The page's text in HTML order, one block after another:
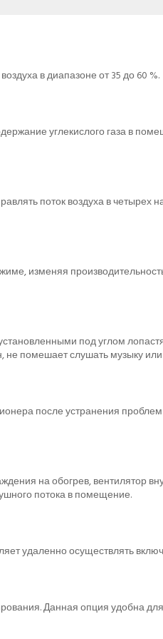
в диапазоне от 35 до 60 %.
углекислого газа в
поток воздуха в
изменяя
под углом
помешает слушать музыку или
после устранения
на обогрев, вентилятор
потока в помещение.
удаленно осуществлять
Данная опция удобна